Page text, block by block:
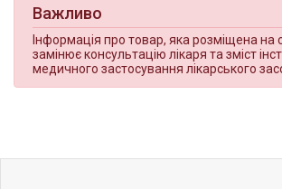
Важливо
Інформація про товар, яка розміщена на
замінює консультацію лікаря та зміст
медичного застосування лікарського